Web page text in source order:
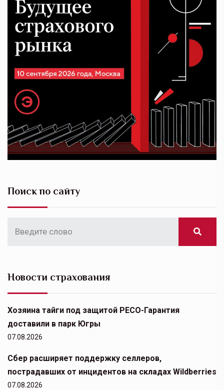
Поиск по сайту
Новости страхования
Хозяина тайги под защитой РЕСО-Гарантия
доставили в парк Югры
07.08.2026
Сбер расширяет поддержку селлеров,
пострадавших от инцидентов на складах Wildberries
07.08.2026